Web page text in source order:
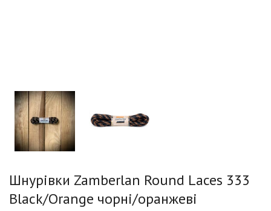
Шнурівки Zamberlan Round Laces 333
Black/Orange чорні/оранжеві